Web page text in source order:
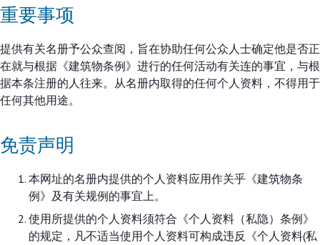
重要事项
提供有关名册予公众查阅，旨在协助任何公众人士确定他是否正
在就与根据《建筑物条例》进行的任何活动有关连的事宜，与根
据本条注册的人往来。从名册内取得的任何个人资料，不得用于
任何其他用途。
免责声明
本网址的名册内提供的个人资料应用作关乎《建筑物条
例》及有关规例的事宜上。
使用所提供的个人资料须符合《个人资料（私隐）条例》
的规定，凡不适当使用个人资料可构成违反《个人资料(私